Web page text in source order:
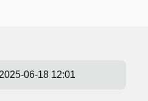
2025-06-18 12:01